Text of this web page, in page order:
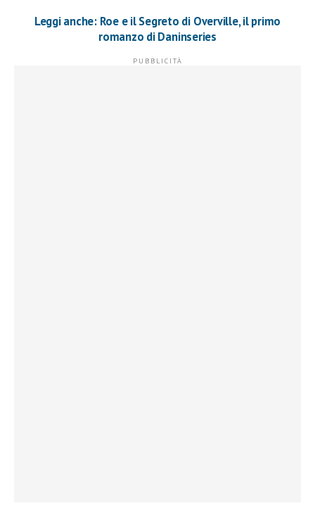
Leggi anche: Roe e il Segreto di Overville, il primo
romanzo di Daninseries